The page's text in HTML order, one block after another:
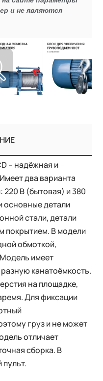
и не являются
– надёжная и
два варианта
220 В (бытовая) и 380
основные детали
стали, детали
покрытием. В модели
обмоткой,
имеет
канатоёмкость.
на площадке,
Для фиксации
груз и не может
отличает
сборка. В